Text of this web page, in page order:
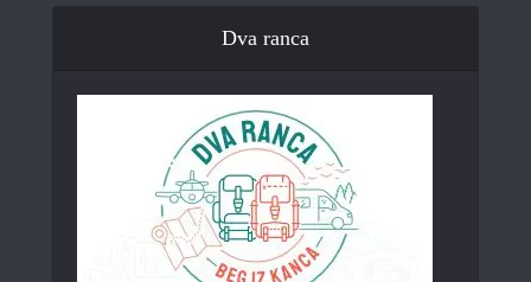
Dva ranca